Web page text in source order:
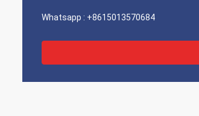
Whatsapp : +8615013570684